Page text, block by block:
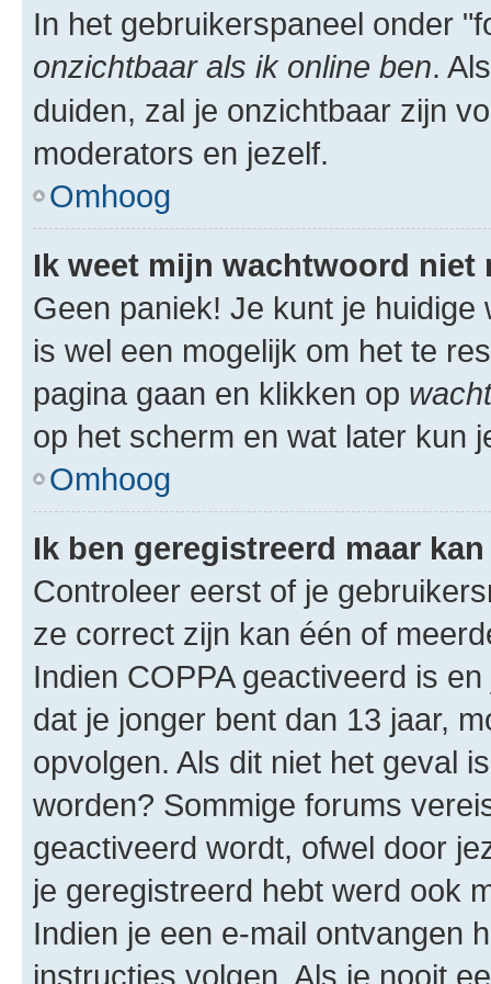
In het gebruikerspaneel onder
onzichtbaar als ik online ben.
duiden, zal je onzichtbaar zijn
moderators en jezelf.
Omhoog
Ik weet mijn wachtwoord niet
Geen paniek! Je kunt je
is wel een mogelijk om het te
pagina gaan en klikken op
op het scherm en wat later kun
Omhoog
Ik ben geregistreerd maar
Controleer eerst of je
ze correct zijn kan één of
Indien COPPA geactiveerd is
dat je jonger bent dan 13 jaar,
opvolgen. Als dit niet het geval
worden? Sommige forums
geactiveerd wordt, ofwel door
je geregistreerd hebt werd ook
Indien je een e-mail ontvangen
instructies volgen. Als je nooit